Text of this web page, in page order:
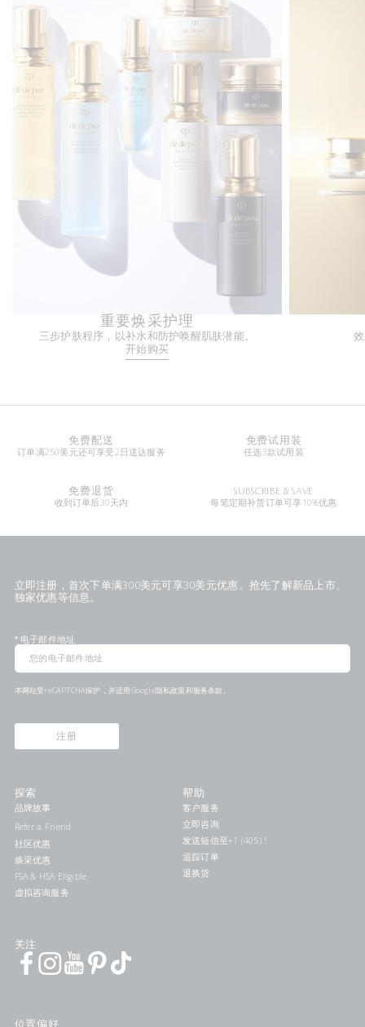
重要焕采护理
三步护肤程序，以补水和防护唤醒肌肤潜能。
开始购买
免费配送
订单满250美元还可享受2日送达服务
免费试用装
任选3款试用装
免费退货
收到订单后30天内
SUBSCRIBE & SAVE
每笔定期补货订单可享10%优惠
立即注册，首次下单满300美元可享30美元优惠。抢先了解新品上市、
独家优惠等信息。
* 电子邮件地址
本网站受reCAPTCHA保护，并适用Google隐私政策和服务条款 。
注册
探索
品牌故事
Refer a Friend
社区优惠
焕采优惠
FSA & HSA Eligible
虚拟咨询服务
帮助
客户服务
立即咨询
发送短信至+1 (405) 578-7046联系我们
追踪订单
退换货
关注
位置偏好